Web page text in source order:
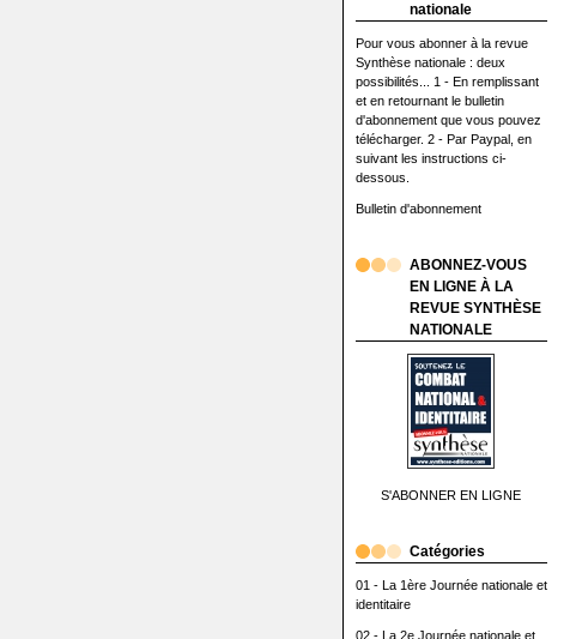
nationale
Pour vous abonner à la revue
Synthèse nationale : deux
possibilités... 1 - En remplissant
et en retournant le bulletin
d'abonnement que vous pouvez
télécharger. 2 - Par Paypal, en
suivant les instructions ci-
dessous.
Bulletin d'abonnement
ABONNEZ-VOUS
EN LIGNE À LA
REVUE SYNTHÈSE
NATIONALE
S'ABONNER EN LIGNE
Catégories
01 - La 1ère Journée nationale et
identitaire
02 - La 2e Journée nationale et